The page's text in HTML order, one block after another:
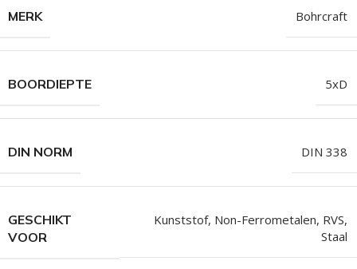
MERK Bohrcraft
BOORDIEPTE 5xD
DIN NORM DIN 338
GESCHIKT
VOOR
Kunststof, Non-Ferrometalen, RVS,
Staal